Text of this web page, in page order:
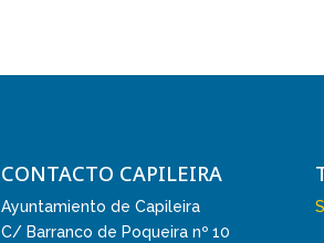
CONTACTO CAPILEIRA
Ayuntamiento de Capileira
C/ Barranco de Poqueira nº 10